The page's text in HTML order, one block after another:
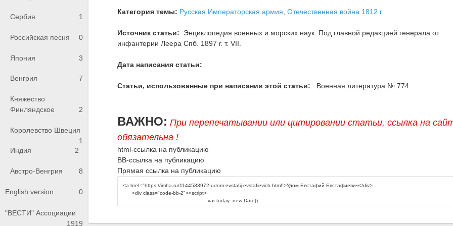
Сербия 1
Российская песня 0
Япония 3
Венгрия 7
Княжество
Финляндское
2
Королевство Швеция
1
Индия
2
Австро-Венгрия 8
English version 0
"ВЕСТИ" Ассоциации
1919
Категория темы: Русская Императорская армия ,Отечественная война 1812 г.
Источник статьи:
Энциклопедия военных и морских наук. Под главной редакцией генерала от
инфантерии Леера Спб. 1897 г. т. VII.
Дата написания статьи:
Статьи, использованные при написании этой статьи: Военная литература № 774
ВАЖНО: При перепечатывании или цитировании статьи, ссылка на
обязательна !
html-ссылка на публикацию
BB-ссылка на публикацию
Прямая ссылка на публикацию